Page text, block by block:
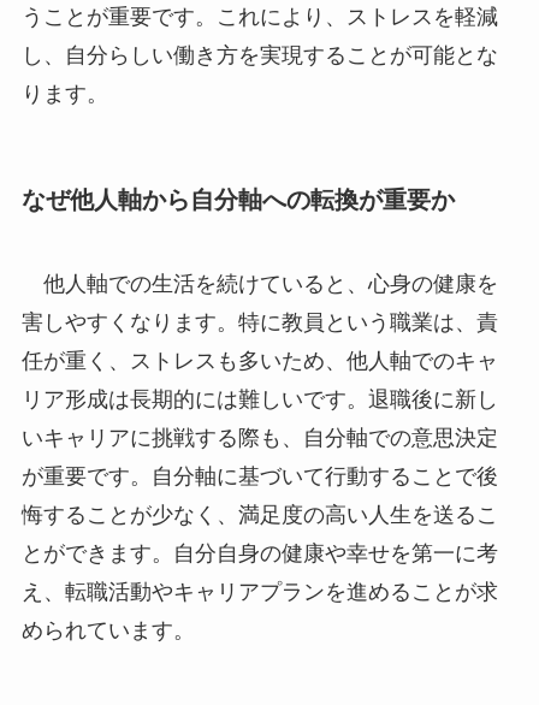
うことが重要です。これにより、ストレスを軽減
し、自分らしい働き方を実現することが可能とな
ります。
なぜ他人軸から自分軸への転換が重要か
他人軸での生活を続けていると、心身の健康を
害しやすくなります。特に教員という職業は、責
任が重く、ストレスも多いため、他人軸でのキャ
リア形成は長期的には難しいです。退職後に新し
いキャリアに挑戦する際も、自分軸での意思決定
が重要です。自分軸に基づいて行動することで後
悔することが少なく、満足度の高い人生を送るこ
とができます。自分自身の健康や幸せを第一に考
え、転職活動やキャリアプランを進めることが求
められています。